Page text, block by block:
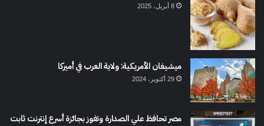
8 أبريل، 2025
ميشيغان الأمريكية: ولاية العرب في أميركا
29 أكتوبر، 2024
مصر تحافظ علي الصدارة وتفوز بجائزة أسرع إنترنت ثابت